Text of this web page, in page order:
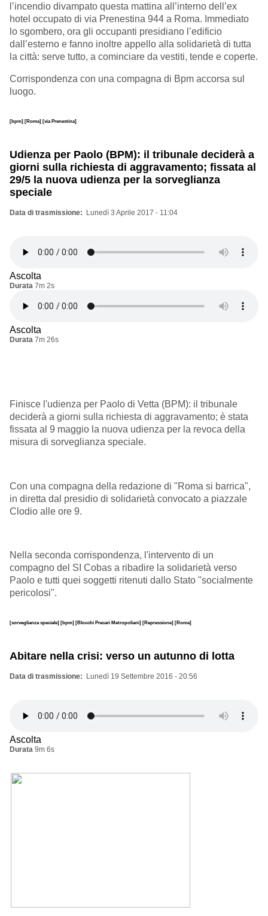
l’incendio divampato questa mattina all’interno dell’ex
hotel occupato di via Prenestina 944 a Roma. Immediato
lo sgombero, ora gli occupanti presidiano l’edificio
dall’esterno e fanno inoltre appello alla solidarietà di tutta
la città: serve tutto, a cominciare da vestiti, tende e coperte.
Corrispondenza con una compagna di Bpm accorsa sul
luogo.
[bpm] [Roma] [via Prenestina]
Udienza per Paolo (BPM): il tribunale deciderà a
giorni sulla richiesta di aggravamento; fissata al
29/5 la nuova udienza per la sorveglianza
speciale
Data di trasmissione Lunedì 3 Aprile 2017 - 11:04
Ascolta
Durata 7m 2s
Ascolta
Durata 7m 26s
Finisce l'udienza per Paolo di Vetta (BPM): il tribunale
deciderà a giorni sulla richiesta di aggravamento; è stata
fissata al 9 maggio la nuova udienza per la revoca della
misura di sorveglianza speciale.
Con una compagna della redazione di "Roma si barrica",
in diretta dal presidio di solidarietà convocato a piazzale
Clodio alle ore 9.
Nella seconda corrispondenza, l'intervento di un
compagno del SI Cobas a ribadire la solidarietà verso
Paolo e tutti quei soggetti ritenuti dallo Stato "socialmente
pericolosi".
[sorveglianza speciale] [bpm] [Blocchi Precari Metropoliani] [Repressione] [Roma]
Abitare nella crisi: verso un autunno di lotta
Data di trasmissione Lunedì 19 Settembre 2016 - 20:56
Ascolta
Durata 9m 6s